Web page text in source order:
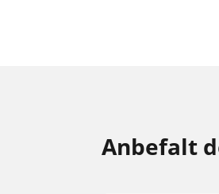
Anbefalt